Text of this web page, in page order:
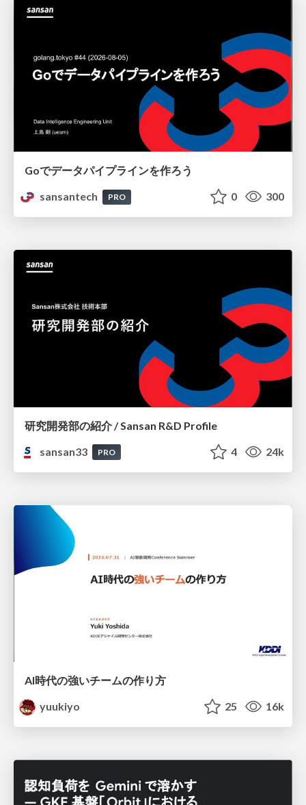
Goでデータパイプラインを作ろう
sansantech
PRO 0 300
研究開発部の紹介 / Sansan R&D Profile
sansan33
PRO 4 24k
AI時代の強いチームの作り方
yuukiyo
25 16k